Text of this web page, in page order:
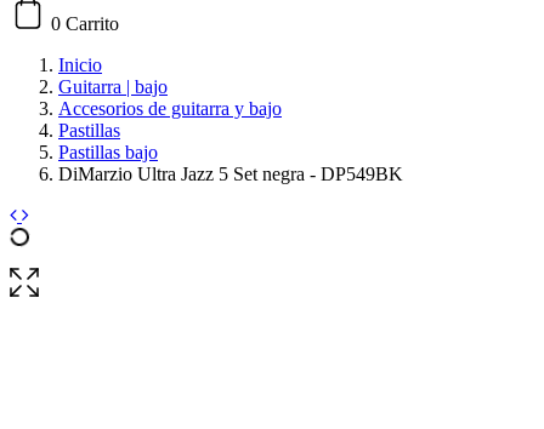
0 Carrito
Inicio
Guitarra | bajo
Accesorios de guitarra y bajo
Pastillas
Pastillas bajo
DiMarzio Ultra Jazz 5 Set negra - DP549BK